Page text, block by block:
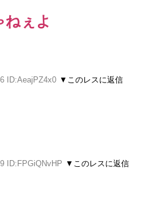
ぇよ
ID:AeajPZ4x0 ▼このレスに返信
ID:FPGiQNvHP ▼このレスに返信